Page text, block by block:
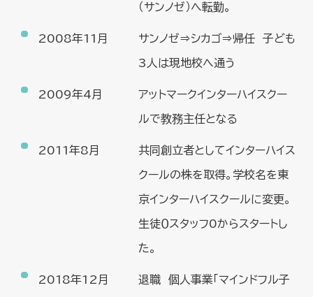
（サンノゼ）へ転勤。
2008年11月 サンノゼ⇒シカゴ⇒帰任 子ども
3人は現地校へ通う
2009年4月 アットマークインターハイスクー
ルで教務主任となる
2011年8月 共同創立者としてインターハイス
クールの株を取得。学校名を東
京インターハイスクールに変更。
生徒０スタッフ0からスタートし
た。
2018年12月 退職 個人事業「マインドフル子